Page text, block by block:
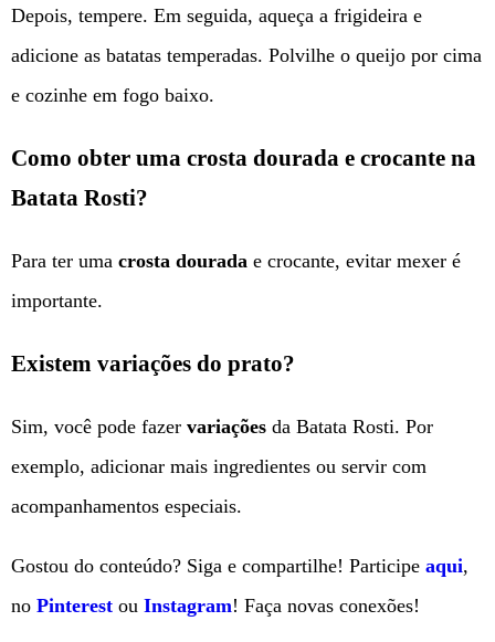
Depois, tempere. Em seguida, aqueça a frigideira e
adicione as batatas temperadas. Polvilhe o queijo por cima
e cozinhe em fogo baixo.
Como obter uma crosta dourada e crocante na
Batata Rosti?
Para ter uma crosta dourada e crocante, evitar mexer é
importante.
Existem variações do prato?
Sim, você pode fazer variações da Batata Rosti. Por
exemplo, adicionar mais ingredientes ou servir com
acompanhamentos especiais.
Gostou do conteúdo? Siga e compartilhe! Participe aqui,
no Pinterest ou Instagram! Faça novas conexões!